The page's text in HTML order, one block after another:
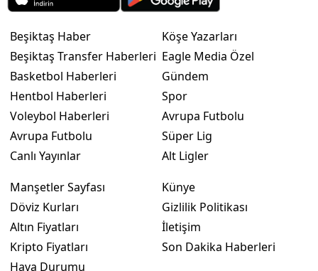
Beşiktaş Haber
Beşiktaş Transfer Haberleri
Basketbol Haberleri
Hentbol Haberleri
Voleybol Haberleri
Avrupa Futbolu
Canlı Yayınlar
Köşe Yazarları
Eagle Media Özel
Gündem
Spor
Avrupa Futbolu
Süper Lig
Alt Ligler
Manşetler Sayfası
Döviz Kurları
Altın Fiyatları
Kripto Fiyatları
Hava Durumu
Künye
Gizlilik Politikası
İletişim
Son Dakika Haberleri